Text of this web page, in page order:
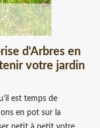
d'Arbres en
votre jardin
est temps de
en pot sur la